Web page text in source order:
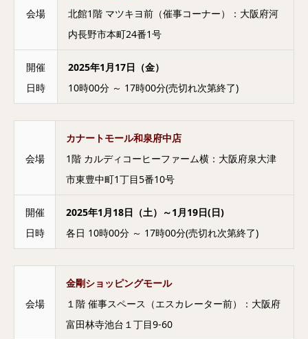
会場
北館1階 マツキヨ前（催事コーナー）：大阪府河
内長野市本町24番1号
開催
日時
2025年1月17日（金）
10時00分 ～ 17時00分(売切れ次第終了)
会場
カナートモール和泉府中店
1階 カルディコーヒーファーム横：大阪府泉大津
市東豊中町1丁目5番10号
開催
日時
2025年1月18日（土）～1月19日(日)
各日 10時00分 ～ 17時00分(売切れ次第終了)
会場
金剛ショッピングモール
１階 催事スペース（エスカレーター前）：大阪府
富田林寺池台１丁目9-60